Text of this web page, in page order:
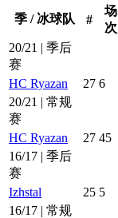
季 / 冰球队 #
场
次
20/21 | 季后
赛
HC Ryazan
27 6
20/21 | 常规
赛
HC Ryazan
27 45
16/17 | 季后
赛
Izhstal
25 5
16/17 | 常规